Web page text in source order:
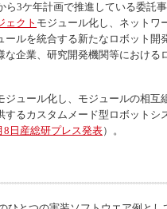
3ケ年計画で推進している委託
ェクト モジュール化し、ネットワ
ルを統合する新たなロボット
企業、研究開発機関等におけ
ュール化し、モジュールの相
るカスタムメード型ロボット
8日産総研プレス発表）。